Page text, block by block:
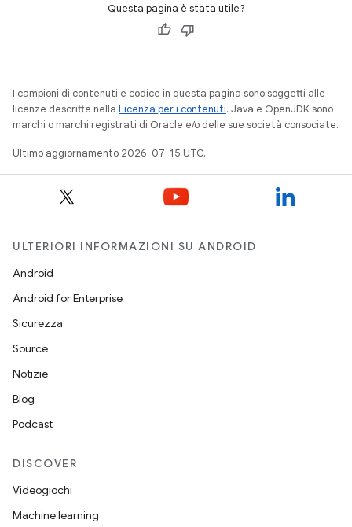
Questa pagina è stata utile?
I campioni di contenuti e codice in questa pagina sono soggetti alle
licenze descritte nella Licenza per i contenuti. Java e OpenJDK sono
marchi o marchi registrati di Oracle e/o delle sue società consociate.
Ultimo aggiornamento 2026-07-15 UTC.
ULTERIORI INFORMAZIONI SU ANDROID
Android
Android for Enterprise
Sicurezza
Source
Notizie
Blog
Podcast
DISCOVER
Videogiochi
Machine learning